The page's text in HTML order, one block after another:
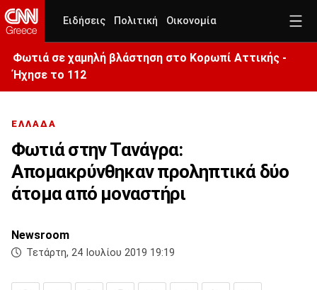
Ειδήσεις Πολιτική Οικονομία
Φωτιά σε χαμηλή βλάστηση στο Κορωπί Αττικής -
Ήχησε το 112
ΕΛΛΑΔΑ
Φωτιά στην Τανάγρα:
Απομακρύνθηκαν προληπτικά δύο
άτομα από μοναστήρι
Newsroom
Τετάρτη, 24 Ιουλίου 2019 19:19